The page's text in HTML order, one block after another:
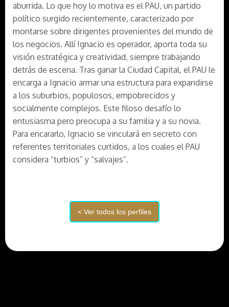
aburrida. Lo que hoy lo motiva es el PAU, un partido
político surgido recientemente, caracterizado por
montarse sobre dirigentes provenientes del mundo de
los negocios. Allí Ignacio es operador, aporta toda su
visión estratégica y creatividad, siempre trabajando
detrás de escena. Tras ganar la Ciudad Capital, el PAU le
encarga a Ignacio armar una estructura para expandirse
a los suburbios, populosos, empobrecidos y
socialmente complejos. Este filoso desafío lo
entusiasma pero preocupa a su familia y a su novia.
Para encararlo, Ignacio se vinculará en secreto con
referentes territoriales curtidos, a los cuales el PAU
considera “turbios” y “salvajes”.